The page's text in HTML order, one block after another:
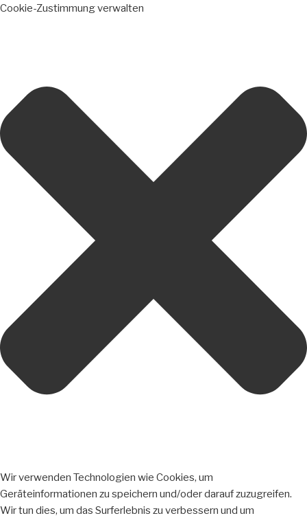
Cookie-Zustimmung verwalten
Wir verwenden Technologien wie Cookies, um
Geräteinformationen zu speichern und/oder darauf zuzugreifen.
Wir tun dies, um das Surferlebnis zu verbessern und um